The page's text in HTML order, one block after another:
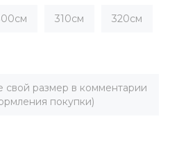
310см 320см
свой размер в комментарии
покупки)